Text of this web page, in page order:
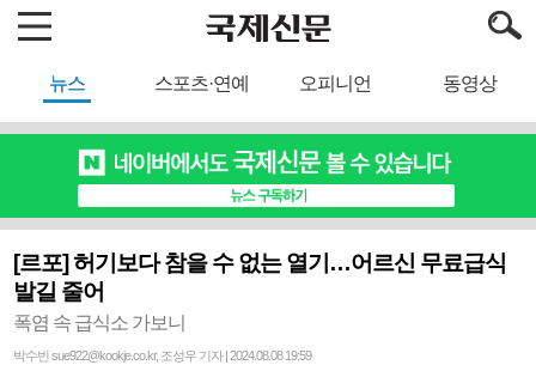
뉴스 스포츠·연예 오피니언 동영상
[르포] 허기보다 참을 수 없는 열기…어르신 무료급식
발길 줄어
폭염 속 급식소 가보니
박수빈 sue922@kookje.co.kr, 조성우 기자 | 2024.08.08 19:59